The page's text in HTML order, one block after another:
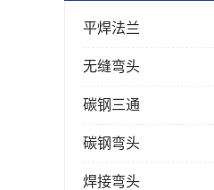
平焊法兰
无缝弯头
碳钢三通
碳钢弯头
焊接弯头